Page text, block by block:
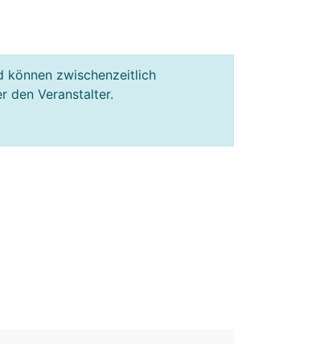
können zwischenzeitlich
den Veranstalter.